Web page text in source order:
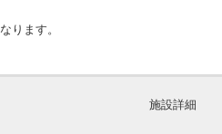
ります。
施設詳細